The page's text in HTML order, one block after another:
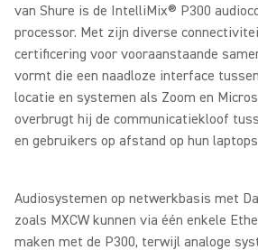
van Shure is de IntelliMix® P300
processor. Met zijn diverse
certificering voor vooraanstaande
vormt die een naadloze interface
locatie en systemen als Zoom en
overbrugt hij de communicatiekloof
en gebruikers op afstand op hun
Audiosystemen op netwerkbasis met
zoals MXCW kunnen via één enkele
maken met de P300, terwijl analoge